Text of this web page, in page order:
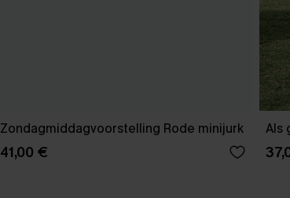
Zondagmiddagvoorstelling Rode minijurk
41,00 €
Als